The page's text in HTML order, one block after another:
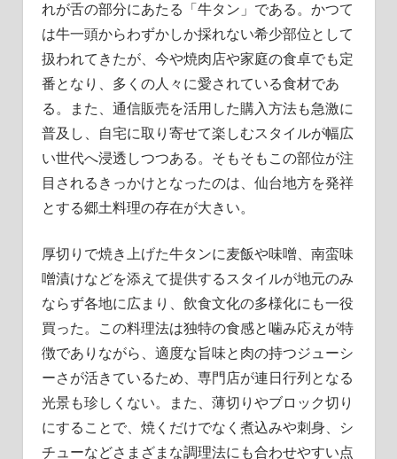
れが舌の部分にあたる「牛タン」である。かつて
は牛一頭からわずかしか採れない希少部位として
扱われてきたが、今や焼肉店や家庭の食卓でも定
番となり、多くの人々に愛されている食材であ
る。また、通信販売を活用した購入方法も急激に
普及し、自宅に取り寄せて楽しむスタイルが幅広
い世代へ浸透しつつある。そもそもこの部位が注
目されるきっかけとなったのは、仙台地方を発祥
とする郷土料理の存在が大きい。
厚切りで焼き上げた牛タンに麦飯や味噌、南蛮味
噌漬けなどを添えて提供するスタイルが地元のみ
ならず各地に広まり、飲食文化の多様化にも一役
買った。この料理法は独特の食感と噛み応えが特
徴でありながら、適度な旨味と肉の持つジューシ
ーさが活きているため、専門店が連日行列となる
光景も珍しくない。また、薄切りやブロック切り
にすることで、焼くだけでなく煮込みや刺身、シ
チューなどさまざまな調理法にも合わせやすい点